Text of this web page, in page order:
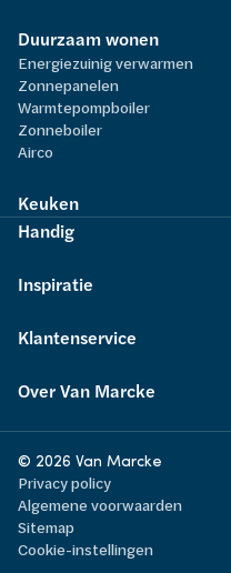
Duurzaam wonen
Energiezuinig verwarmen
Zonnepanelen
Warmtepompboiler
Zonneboiler
Airco
Keuken
Handig
Inspiratie
Klantenservice
Over Van Marcke
© 2026 Van Marcke
Privacy policy
Algemene voorwaarden
Sitemap
Cookie-instellingen